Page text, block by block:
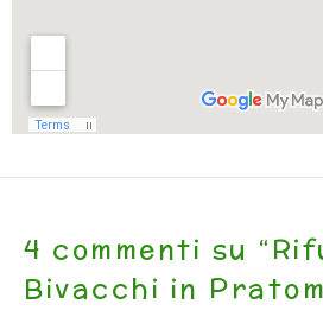
4 commenti su
Bivacchi in